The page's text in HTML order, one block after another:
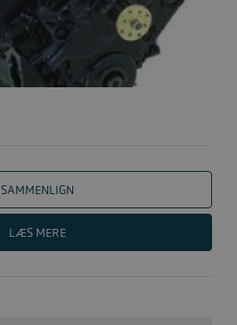
SAMMENLIGN
LÆS MERE